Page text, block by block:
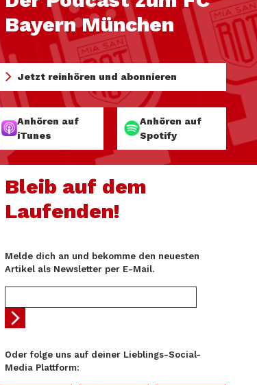
Bayern München
Jetzt reinhören und abonnieren
Anhören auf
iTunes
Anhören auf
Spotify
Bleib auf dem
Laufenden!
Melde dich an und bekomme den neuesten
Artikel als Newsletter per E-Mail.
Oder folge uns auf deiner Lieblings-Social-
Media Plattform: